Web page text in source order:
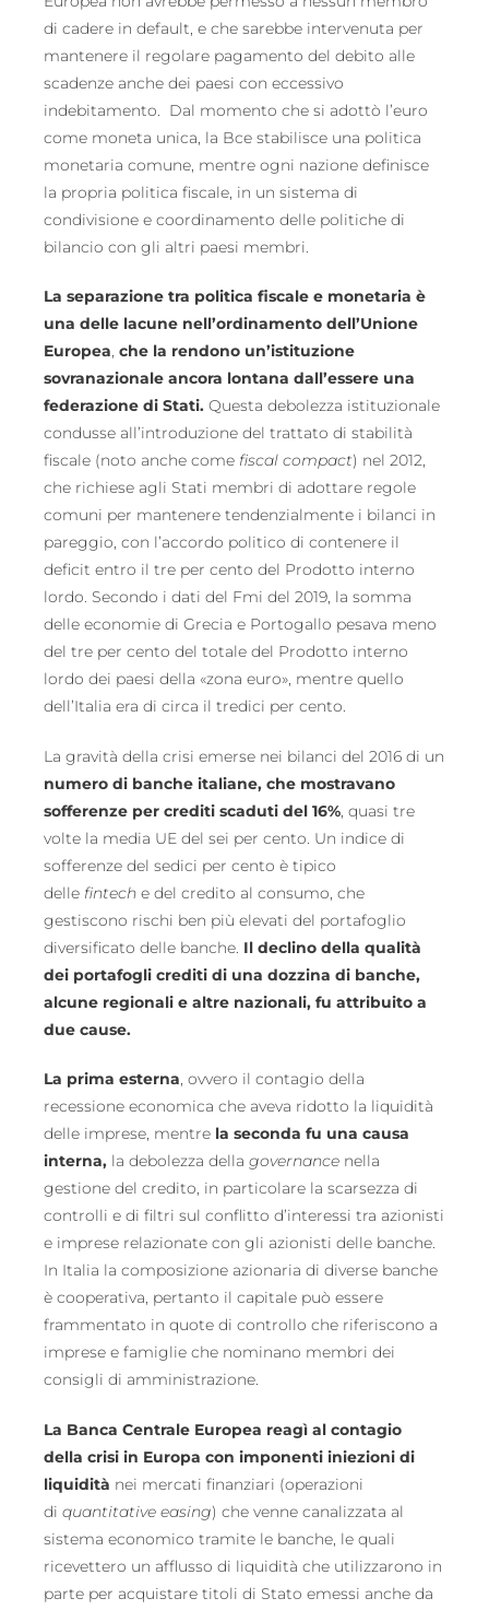
di cadere in default, e che sarebbe intervenuta per
mantenere il regolare pagamento del debito alle
scadenze anche dei paesi con eccessivo
indebitamento. Dal momento che si adottò l’euro
come moneta unica, la Bce stabilisce una politica
monetaria comune, mentre ogni nazione definisce
la propria politica fiscale, in un sistema di
condivisione e coordinamento delle politiche di
bilancio con gli altri paesi membri.
La separazione tra politica fiscale e monetaria è
una delle lacune nell’ordinamento dell’Unione
Europea,che la rendono un’istituzione
sovranazionale ancora lontana dall’essere una
federazione di Stati. Questa debolezza istituzionale
condusse all’introduzione del trattato di stabilità
fiscale (noto anche come fiscal compact) nel 2012,
che richiese agli Stati membri di adottare regole
comuni per mantenere tendenzialmente i bilanci in
pareggio, con l’accordo politico di contenere il
deficit entro il tre per cento del Prodotto interno
lordo. Secondo i dati del Fmi del 2019, la somma
delle economie di Grecia e Portogallo pesava meno
del tre per cento del totale del Prodotto interno
lordo dei paesi della «zona euro», mentre quello
dell’Italia era di circa il tredici per cento.
La gravità della crisi emerse nei bilanci del 2016 di un
numero di banche italiane, che mostravano
sofferenze per crediti scaduti del 16% , quasi tre
volte la media UE del sei per cento. Un indice di
sofferenze del sedici per cento è tipico
delle fintech e del credito al consumo, che
gestiscono rischi ben più elevati del portafoglio
diversificato delle banche. Il declino della qualità
dei portafogli crediti di una dozzina di banche,
alcune regionali e altre nazionali, fu attribuito a
due cause.
La prima esterna, ovvero il contagio della
recessione economica che aveva ridotto la liquidità
delle imprese, mentre la seconda fu una causa
interna, la debolezza dellagovernance nella
gestione del credito, in particolare la scarsezza di
controlli e di filtri sul conflitto d’interessi tra azionisti
e imprese relazionate con gli azionisti delle banche.
In Italia la composizione azionaria di diverse banche
è cooperativa, pertanto il capitale può essere
frammentato in quote di controllo che riferiscono a
imprese e famiglie che nominano membri dei
consigli di amministrazione.
La Banca Centrale Europea reagì al contagio
della crisi in Europa con imponenti iniezioni di
liquidità nei mercati finanziari (operazioni
diquantitative easing) che venne canalizzata al
sistema economico tramite le banche, le quali
ricevettero un afflusso di liquidità che utilizzarono in
parte per acquistare titoli di Stato emessi anche da